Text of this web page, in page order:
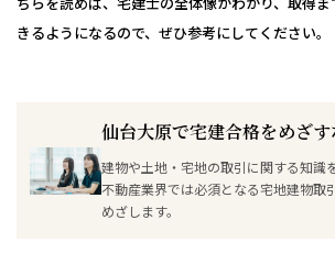
情報公開
個別相談会
休日個別相談会
専門学校 進路相談会
ひとり暮らし相談
プライバシーポリシー等 サイトマップ アクセス
情報公開
きるようになるので、ぜひ参考にしてください。
仙台大原で宅建合格をめざす
建物や土地・宅地の取引に関する知識
不動産業界では必須となる宅地建物取
めざします。